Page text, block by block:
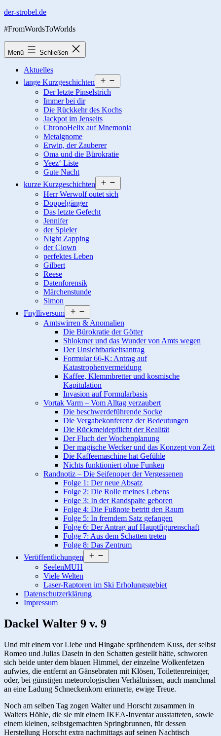
Zum
springen
der-strobel.de
#FromWordsToWorlds
Menü Schließen
Aktuelles
lange Kurzgeschichten
öffnen
Der letzte Pinselstrich
Immer bei dir
Die Rückkehr des Kochs
Jackpot im Jenseits
ChronoHelix auf Mnemonia
Metalgnome
Erwin, der Zauberer
Oma und die Bürokratie
Yeez‘ Liste
Gute Nacht
kurze Kurzgeschichten
öffnen
Herr Werwolf outet sich
Doppelgänger
Das letzte Gefecht
Jennifer
der Spieler
Night Zapping
der Clown
perfektes Leben
Gilbert
Reese
Datenforensik
Märchenstunde
Simon
Fnylliversum
öffnen
Amtswirren & Anomalien
Die Bürokratie der Götter
Shlokmer und das Wunder von Amts wegen
Der Unsichtbarkeitsantrag
Formular 66-K: Antrag auf
Katastrophenvermeidung
Kaffee, Klemmbretter und kosmische
Kapitulation
Invasion auf Formularbasis
Vortak Varm – Vom Alltag verzaubert
Die beschwerdeführende Socke
Die Vergabekonferenz der Bedeutungen
Die Rückmeldepflicht der Realität
Der Fluch der Wochenplanung
Der magische Wecker und das Konzept von Zeit
Die Kaffeemaschine hat Gefühle
Nichts funktioniert ohne Funken
Randnotiz – Die Seifenoper der Vergessenen
Folge 1: Der neue Absatz
Folge 2: Die Rolle meines Lebens
Folge 3: In der Randspalte geboren
Folge 4: Die Fußnote betritt den Raum
Folge 5: In fremdem Satz gefangen
Folge 6: Der Antrag auf Hauptfigurenschaft
Folge 7: Aus dem Schatten treten
Folge 8: Das Zentrum
Veröffentlichungen
öffnen
SeelenMUH
Viele Welten
Laser-Raptoren im Ski Erholungsgebiet
Datenschutzerklärung
Impressum
Dackel Walter 9 v. 9
Und mit einem vor Liebe und Hingabe sprühendem Kuss, der selbst
Romeo und Julias Dasein in den Schatten gestellt hätte, schworen
sich beide unter dem blauen Himmel, der einzelne Wolkenfetzen
aufwies, die entfernt an Gänsebraten mit Klösen, Toilettenreiniger,
oder, bei günstigen meteorologischen Verhältnissen, auch manchmal
an eine Ladung Schneckenkorn erinnerte, ewige Treue.
Noch am selben Tag zogen Walter und Horscht zusammen in
Walters Höhle, die sie mit einem IKEA-Inventar ausstatteten, sowie
einem kleinen, selbstgemachten Springbrunnen, für dessen
Herstellung Horscht extra nachmittags auf seinen Nachtisch